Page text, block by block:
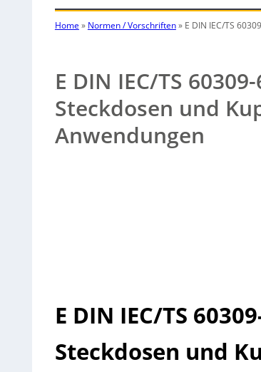
Home » Normen / Vorschriften» E DIN IEC/TS
E DIN IEC/TS
Steckdosen und
Anwendungen
E DIN IEC/TS
Steckdosen und